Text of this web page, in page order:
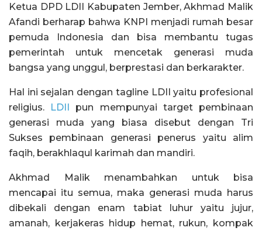
Ketua DPD LDII Kabupaten Jember, Akhmad Malik
Afandi berharap bahwa KNPI menjadi rumah besar
pemuda Indonesia dan bisa membantu tugas
pemerintah untuk mencetak generasi muda
bangsa yang unggul, berprestasi dan berkarakter.
Hal ini sejalan dengan tagline LDII yaitu profesional
religius. LDII pun mempunyai target pembinaan
generasi muda yang biasa disebut dengan Tri
Sukses pembinaan generasi penerus yaitu alim
faqih, berakhlaqul karimah dan mandiri.
Akhmad Malik menambahkan untuk bisa
mencapai itu semua, maka generasi muda harus
dibekali dengan enam tabiat luhur yaitu jujur,
amanah, kerjakeras hidup hemat, rukun, kompak